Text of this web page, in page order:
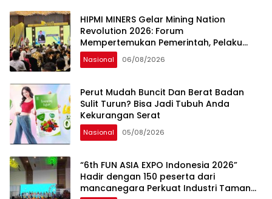
sama Memberikan Kontribusi bagi
Pembangunan Nasional.
HIPMI MINERS Gelar Mining Nation
Revolution 2026: Forum
Mempertemukan Pemerintah, Pelaku
Industri, Investor, Akademisi, dan
Pengusaha dalam Mendukung
Nasional 06/08/2026
Perut Mudah Buncit Dan Berat Badan
Sulit Turun? Bisa Jadi Tubuh Anda
Kekurangan Serat
Nasional 05/08/2026
“6th FUN ASIA EXPO Indonesia 2026”
Hadir dengan 150 peserta dari
mancanegara Perkuat Industri Taman